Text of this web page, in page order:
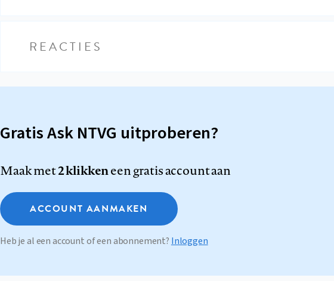
REACTIES
Gratis Ask NTVG uitproberen?
Maak met2 klikkeneen gratis account aan
ACCOUNT AANMAKEN
Heb je al een account of een abonnement? Inloggen